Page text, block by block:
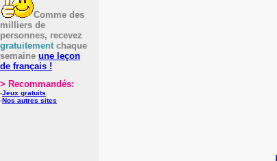
Comme des
milliers de
personnes, recevez
gratuitementchaque
semaine une leçon
de français !
> Recommandés:
-Jeux gratuits
-Nos autres sites